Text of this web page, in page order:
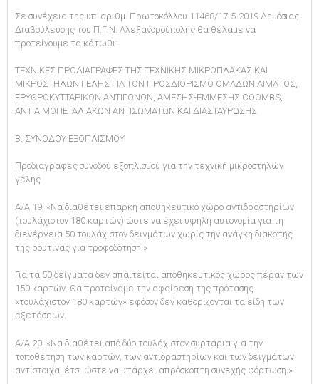
Σε συνέχεια της υπ’ αριθμ. Πρωτοκόλλου 11468/17-5-2019 Δημόσιας
Διαβούλευσης του Π.Γ.Ν. Αλεξανδρούπολης θα θέλαμε να
προτείνουμε τα κάτωθι:
ΤΕΧΝΙΚΕΣ ΠΡΟΔΙΑΓΡΑΦΕΣ ΤΗΣ ΤΕΧΝΙΚΗΣ ΜΙΚΡΟΠΛΑΚΑΣ ΚΑΙ
ΜΙΚΡΟΣΤΗΛΩΝ ΓΕΛΗΣ ΓΙΑ ΤΟΝ ΠΡΟΣΔΙΟΡΙΣΜΟ ΟΜΑΔΩΝ ΑΙΜΑΤΟΣ,
ΕΡΥΘΡΟΚΥΤΤΑΡΙΚΩΝ ΑΝΤΙΓΟΝΩΝ, ΑΜΕΣΗΣ-ΕΜΜΕΣΗΣ COOMBS,
ΑΝΤΙΑΙΜΟΠΕΤΑΛΙΑΚΩΝ ΑΝΤΙΣΩΜΑΤΩΝ ΚΑΙ ΔΙΑΣΤΑΥΡΩΣΗΣ
Β. ΣΥΝΟΔΟΥ ΕΞΟΠΛΙΣΜΟΥ
Προδιαγραφές συνοδού εξοπλισμού για την τεχνική μικροστηλών
γέλης
Α/Α 19. «Να διαθέτει επαρκή αποθηκευτικό χώρο αντιδραστηρίων
(τουλάχιστον 180 καρτών) ώστε να έχει υψηλή αυτονομία για τη
διενέργεια 50 τουλάχιστον δειγμάτων χωρίς την ανάγκη διακοπής
της ρουτίνας για τροφοδότηση.»
Για τα 50 δείγματα δεν απαιτείται αποθηκευτικός χώρος πέραν των
150 καρτών. Θα προτείναμε την αφαίρεση της πρότασης
«τουλάχιστον 180 καρτών» εφόσον δεν καθορίζονται τα είδη των
εξετάσεων.
Α/Α 20. «Να διαθέτει από δύο τουλάχιστον συρτάρια για την
τοποθέτηση των καρτών, των αντιδραστηρίων και των δειγμάτων
αντίστοιχα, έτσι ώστε να υπάρχει απρόσκοπτη συνεχής φόρτωση.»